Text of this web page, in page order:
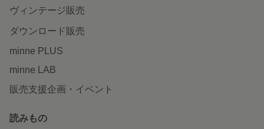
ヴィンテージ販売
ダウンロード販売
minne PLUS
minne LAB
販売支援企画・イベント
読みもの